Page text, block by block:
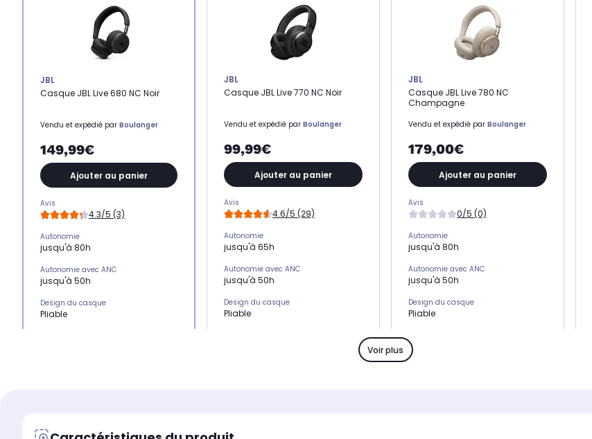
JBL
Casque JBL Live 680 NC Noir
Vendu et expédié par Boulanger
149,99€
Ajouter au panier
Avis
4.3/5 (3)
Autonomie
jusqu'à 80h
Autonomie avec ANC
jusqu'à 50h
Design du casque
Pliable
Type de connexion
JBL
Casque JBL Live 770 NC Noir
Vendu et expédié par Boulanger
99,99€
Ajouter au panier
Avis
4.6/5 (29)
Autonomie
jusqu'à 65h
Autonomie avec ANC
jusqu'à 50h
Design du casque
Pliable
Type de connexion
JBL
Casque JBL Live 780 NC
Champagne
Vendu et expédié par Boulanger
179,00€
Ajouter au panier
Avis
0/5 (0)
Autonomie
jusqu'à 80h
Autonomie avec ANC
jusqu'à 50h
Design du casque
Pliable
Oui
Voir plus